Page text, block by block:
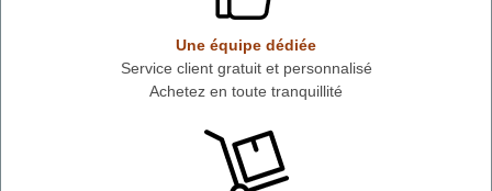
Une équipe dédiée
Service client gratuit et personnalisé
Achetez en toute tranquillité